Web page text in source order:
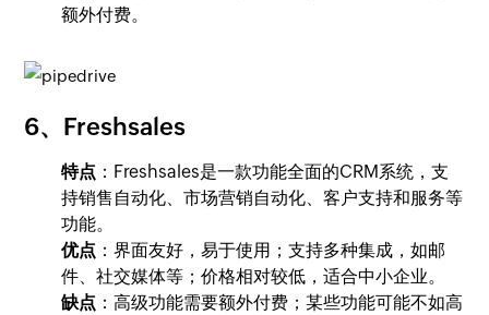
额外付费。
6、Freshsales
特点 ：Freshsales是一款功能全面的CRM系统，支
持销售自动化、市场营销自动化、客户支持和服务等
功能。
优点 ：界面友好，易于使用；支持多种集成，如邮
件、社交媒体等；价格相对较低，适合中小企业。
缺点 ：高级功能需要额外付费；某些功能可能不如高